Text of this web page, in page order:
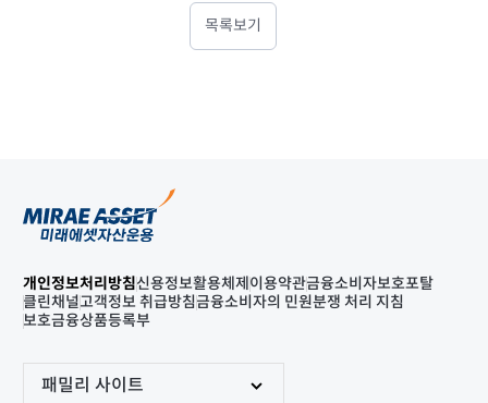
목록보기
개인정보처리방침신용정보활용체제 이용약관금융소비자보호포탈
클린채널고객정보 취급방침금융소비자의 민원분쟁 처리 지침
보호금융상품등록부
패밀리 사이트